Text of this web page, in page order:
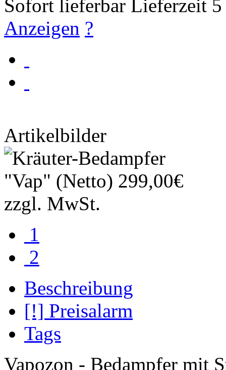
Sofort lieferbar Lieferzeit
Anzeigen ?
Artikelbilder
1
2
Beschreibung
[!] Preisalarm
Tags
Vapozon - Bedampfer mit